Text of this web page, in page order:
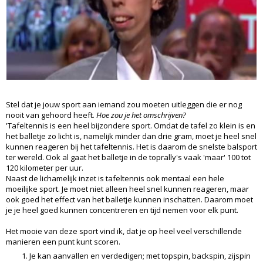
Stel dat je jouw sport aan iemand zou moeten uitleggen die er nog
nooit van gehoord heeft. Hoe zou je het omschrijven?
'Tafeltennis is een heel bijzondere sport. Omdat de tafel zo klein is en
het balletje zo licht is, namelijk minder dan drie gram, moet je heel snel
kunnen reageren bij het tafeltennis. Het is daarom de snelste balsport
ter wereld. Ook al gaat het balletje in de toprally's vaak 'maar' 100 tot
120 kilometer per uur.
Naast de lichamelijk inzet is tafeltennis ook mentaal een hele
moeilijke sport. Je moet niet alleen heel snel kunnen reageren, maar
ook goed het effect van het balletje kunnen inschatten. Daarom moet
je je heel goed kunnen concentreren en tijd nemen voor elk punt.
Het mooie van deze sport vind ik, dat je op heel veel verschillende
manieren een punt kunt scoren.
Je kan aanvallen en verdedigen; met topspin, backspin, zijspin